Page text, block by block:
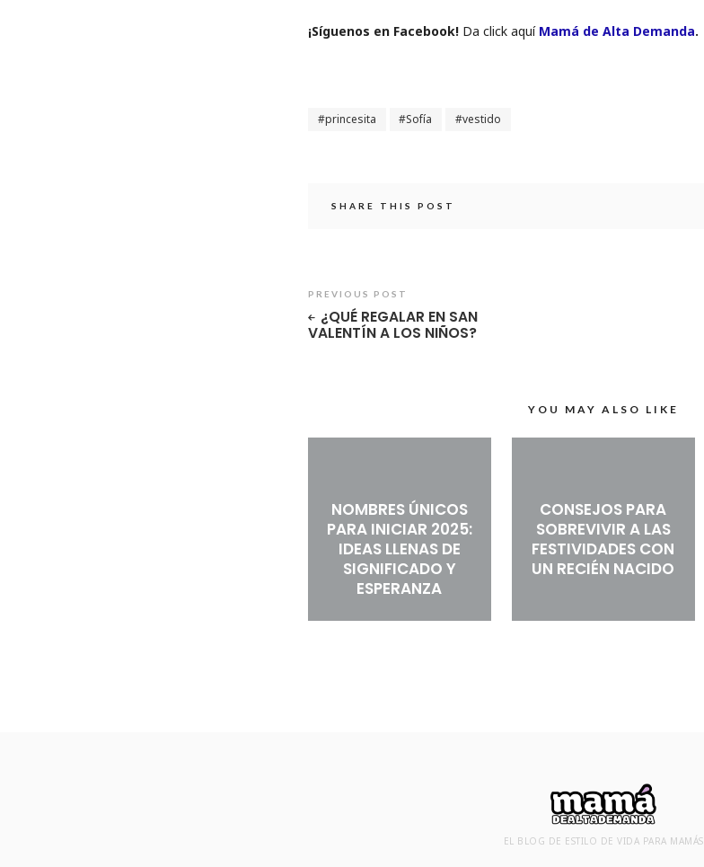
¡Sí­guenos en Facebook! Da click aquí Mamá de Alta Demanda.
princesita Sofía vestido
SHARE THIS POST
PREVIOUS POST
¿QUÉ REGALAR EN SAN
VALENTÍN A LOS NIÑOS?
YOU MAY ALSO LIKE
NOMBRES ÚNICOS
PARA INICIAR 2025:
IDEAS LLENAS DE
SIGNIFICADO Y
ESPERANZA
CONSEJOS PARA
SOBREVIVIR A LAS
FESTIVIDADES CON
UN RECIÉN NACIDO
EL BLOG DE ESTILO DE VIDA PARA MAMÁS